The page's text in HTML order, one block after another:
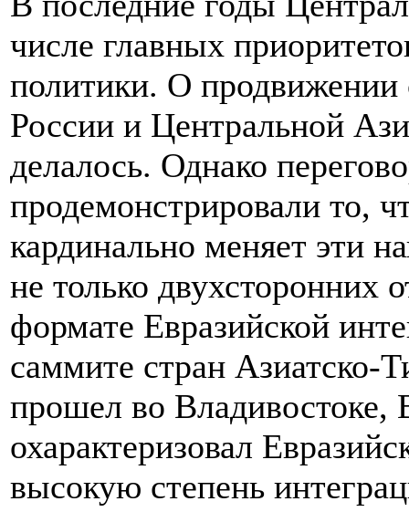
числе главных
политики. О продвижении
России и Центральной
делалось. Однако
продемонстрировали то,
кардинально меняет эти
не только
формате Евразийской
саммите стран Азиатско-
прошел во
охарактеризовал
высокую степень